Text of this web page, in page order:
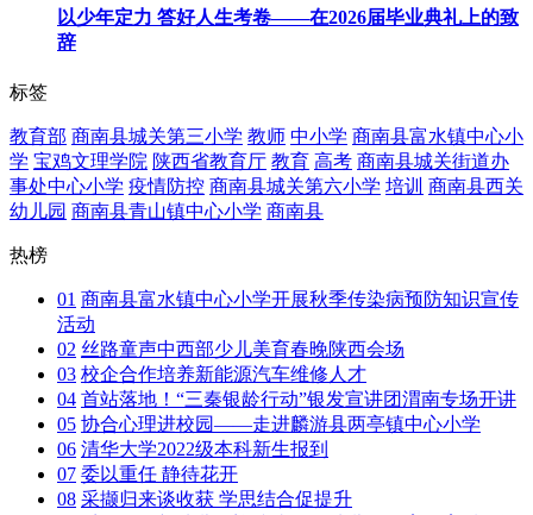
以少年定力 答好人生考卷——在2026届毕业典礼上的致
辞
标签
教育部 商南县城关第三小学 教师 中小学 商南县富水镇中心小
学 宝鸡文理学院 陕西省教育厅 教育 高考 商南县城关街道办
事处中心小学 疫情防控 商南县城关第六小学 培训 商南县西关
幼儿园 商南县青山镇中心小学 商南县
热榜
01 商南县富水镇中心小学开展秋季传染病预防知识宣传
活动
02 丝路童声中西部少儿美育春晚陕西会场
03 校企合作培养新能源汽车维修人才
04 首站落地！“三秦银龄行动”银发宣讲团渭南专场开讲
05 协合心理进校园——走进麟游县两亭镇中心小学
06 清华大学2022级本科新生报到
07 委以重任 静待花开
08 采撷归来谈收获 学思结合促提升